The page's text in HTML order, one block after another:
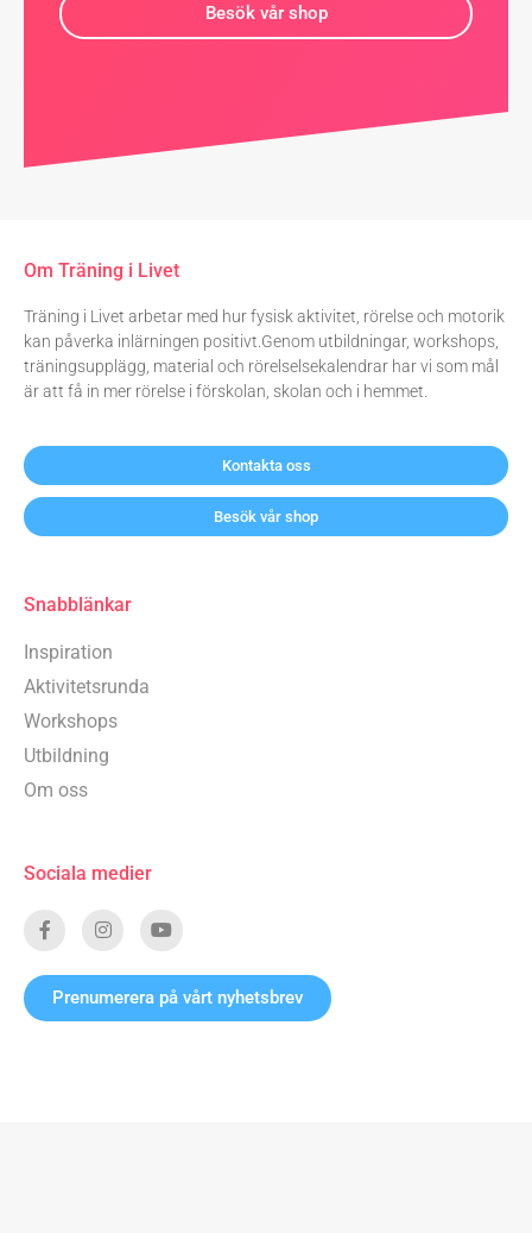
Besök vår shop
Om Träning i Livet
Träning i Livet arbetar med hur fysisk aktivitet, rörelse och motorik
kan påverka inlärningen positivt.Genom utbildningar, workshops,
träningsupplägg, material och rörelselsekalendrar har vi som mål
är att få in mer rörelse i förskolan, skolan och i hemmet.
Kontakta oss
Besök vår shop
Snabblänkar
Inspiration
Aktivitetsrunda
Workshops
Utbildning
Om oss
Sociala medier
Prenumerera på vårt nyhetsbrev